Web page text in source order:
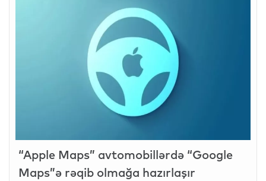
“Apple Maps” avtomobillərdə “Google
Maps”ə rəqib olmağa hazırlaşır